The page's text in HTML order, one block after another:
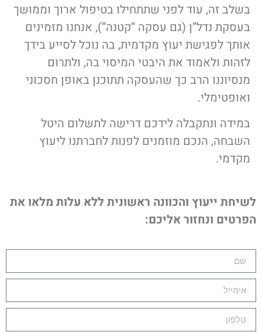
בשלב זה, עוד לפני שתתחילו בטיפול ארוך וממושך
בעסקת נדל”ן (גם עסקה “קטנה”), אנחנו מזמינים
אותך לפגישת יעוץ מקדמית, בה נוכל לסייע בידך
לזהות ולאמוד את היבטי המיסוי בה, ולתרום
מנסיוננו הרב כך שהעסקה תתוכנן באופן חסכוני
ואופטימלי.
במידה ונתקבלה לידכם דרישה לתשלום היטל
השבחה, הנכם מוזמנים לפנות לחברתנו ליעוץ
מקדמי.
לשיחת ייעוץ והכוונה ראשונית ללא עלות מלאו את
הפרטים ונחזור אליכם: